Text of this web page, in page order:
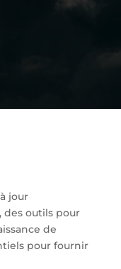
jour
des outils pour
de
pour fournir